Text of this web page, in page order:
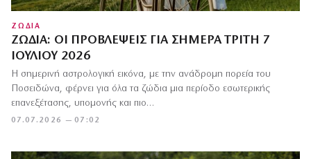
ΖΩΔΙΑ
ΖΏΔΙΑ: ΟΙ ΠΡΟΒΛΈΨΕΙΣ ΓΙΑ ΣΉΜΕΡΑ ΤΡΊΤΗ 7
ΙΟΥΛΊΟΥ 2026
07.07.2026 — 07:02
Η σημερινή αστρολογική εικόνα, με την ανάδρομη πορεία του
Ποσειδώνα, φέρνει για όλα τα ζώδια μια περίοδο εσωτερικής
επανεξέτασης, υπομονής και πιο…